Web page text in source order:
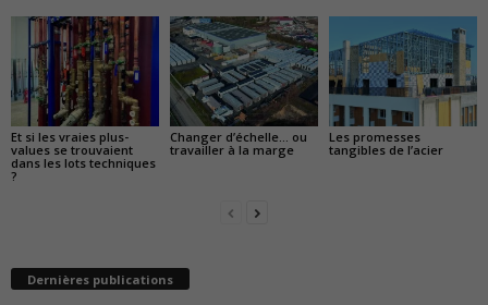
Et si les vraies plus-
values se trouvaient
dans les lots techniques
?
Changer d’échelle… ou
travailler à la marge
Les promesses
tangibles de l’acier
Dernières publications